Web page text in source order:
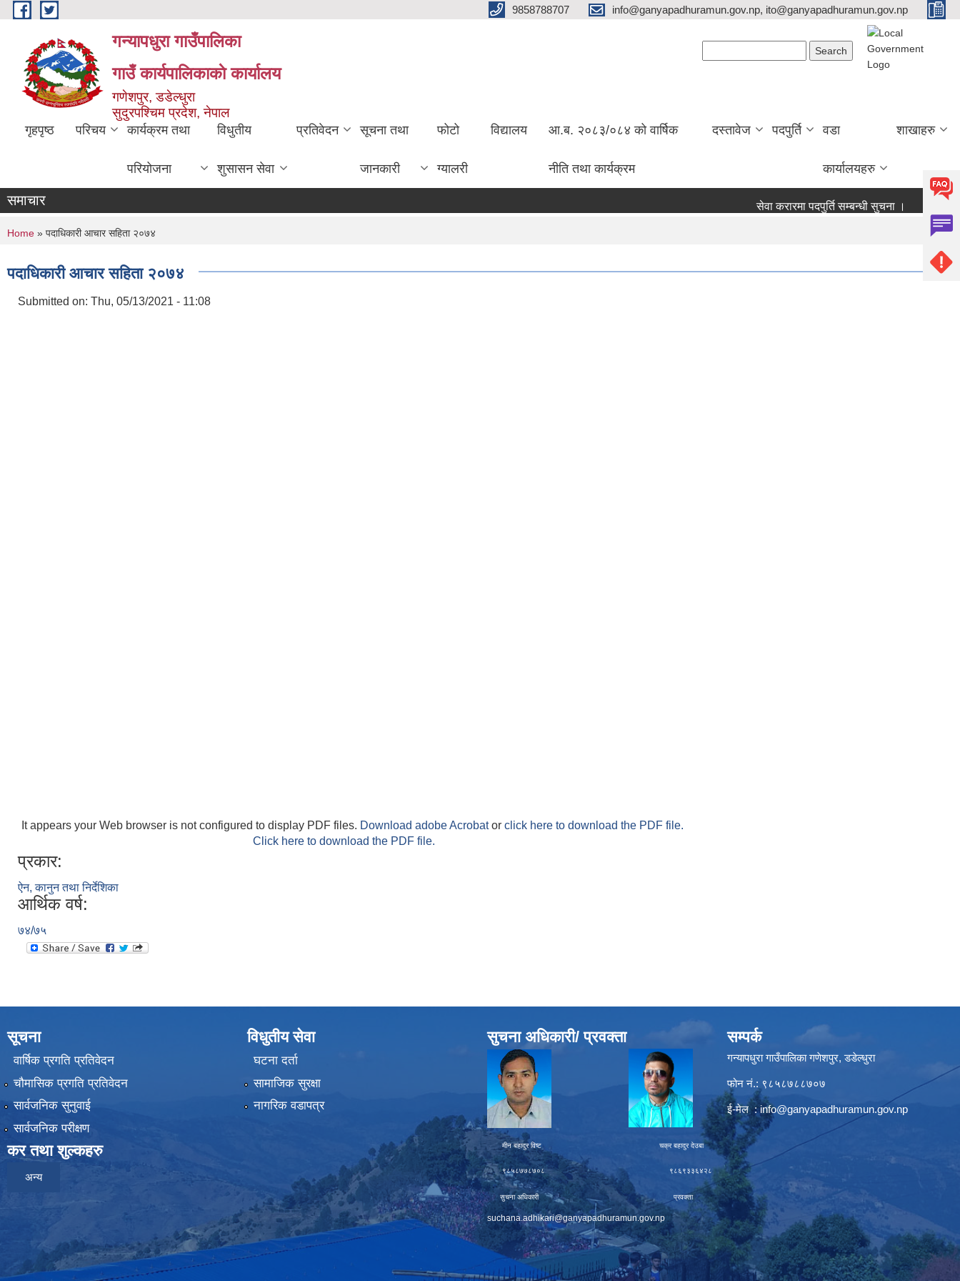
Skip to main content 9858788707 info@ganyapadhuramun.gov.np, ito@ganyapadhuramun.gov.np
गन्यापधुरा गाउँपालिका
गाउँ कार्यपालिकाकाे कार्यालय
गणेशपुर, डडेल्धुरा
सुदुरपश्चिम प्रदेश, नेपाल
गृहपृष्ठ परिचय कार्यक्रम तथा
परियोजना
विधुतीय
शुसासन सेवा
प्रतिवेदन सूचना तथा
जानकारी
फोटो
ग्यालरी
विद्यालय आ.ब. २०८३/०८४ को वार्षिक
नीति तथा कार्यक्रम
दस्तावेज पदपुर्ति वडा
कार्यालयहरु
शाखाहरु
समाचार सेवा करारमा पदपुर्ति सम्बन्धी सुचना ।
You are here
Home » पदाधिकारी आचार सहिता २०७४
पदाधिकारी आचार सहिता २०७४
Submitted on: Thu, 05/13/2021 - 11:08
It appears your Web browser is not configured to display PDF files. Download adobe Acrobator click here to download the PDF file.
Click here to download the PDF file.
प्रकार:
ऐन, कानुन तथा निर्देशिका
आर्थिक वर्ष:
७४/७५
सूचना
वार्षिक प्रगति प्रतिवेदन
चौमासिक प्रगति प्रतिवेदन
सार्वजनिक सुनुवाई
सार्वजनिक परीक्षण
कर तथा शुल्कहरु
अन्य
विधुतीय सेवा
घटना दर्ता
सामाजिक सुरक्षा
नागरिक वडापत्र
सुचना अधिकारी/ प्रवक्ता
मीन बहादुर विष्ट चक्र बहादुर देउबा
९८५८७७८७०८ ९८६९३३६४२८
सुचना अधिकारी प्रवक्ता
suchana.adhikari@ganyapadhuramun.gov.np
सम्पर्क
गन्यापधुरा गाउँपालिका गणेशपुर, डडेल्धुरा
फोन नं.: ९८५८७८८७०७
ई-मेल :info@ganyapadhuramun.gov.np